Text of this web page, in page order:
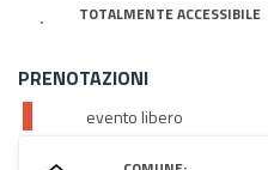
TOTALMENTE ACCESSIBILE
PRENOTAZIONI
evento libero